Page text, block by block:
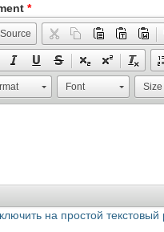
*
Source
Font Size
на простой текстовый